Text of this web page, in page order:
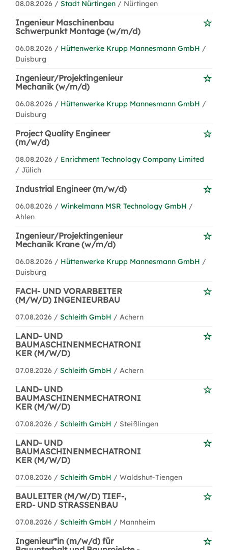
08.08.2026 / Stadt Nürtingen / Nürtingen
Ingenieur Maschinenbau
Schwerpunkt Montage (w/m/d)
06.08.2026 / Hüttenwerke Krupp Mannesmann GmbH /
Duisburg
Ingenieur/Projektingenieur
Mechanik (w/m/d)
06.08.2026 / Hüttenwerke Krupp Mannesmann GmbH /
Duisburg
Project Quality Engineer
(m/w/d)
08.08.2026 / Enrichment Technology Company Limited
/ Jülich
Industrial Engineer (m/w/d)
06.08.2026 / Winkelmann MSR Technology GmbH /
Ahlen
Ingenieur/Projektingenieur
Mechanik Krane (w/m/d)
06.08.2026 / Hüttenwerke Krupp Mannesmann GmbH /
Duisburg
FACH- UND VORARBEITER
(M/W/D) INGENIEURBAU
07.08.2026 / Schleith GmbH / Achern
LAND- UND
BAUMASCHINENMECHATRONI
KER (M/W/D)
07.08.2026 / Schleith GmbH / Achern
LAND- UND
BAUMASCHINENMECHATRONI
KER (M/W/D)
07.08.2026 / Schleith GmbH / Steißlingen
LAND- UND
BAUMASCHINENMECHATRONI
KER (M/W/D)
07.08.2026 / Schleith GmbH / Waldshut-Tiengen
BAULEITER (M/W/D) TIEF-,
ERD- UND STRASSENBAU
07.08.2026 / Schleith GmbH / Mannheim
Ingenieur*in (m/w/d) für